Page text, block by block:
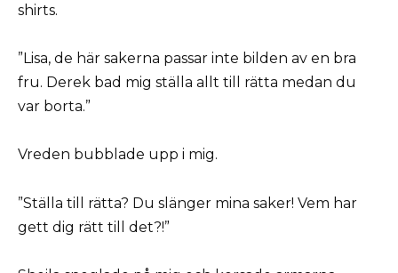
shirts.
”Lisa, de här sakerna passar inte bilden av en bra
fru. Derek bad mig ställa allt till rätta medan du
var borta.”
Vreden bubblade upp i mig.
”Ställa till rätta? Du slänger mina saker! Vem har
gett dig rätt till det?!”